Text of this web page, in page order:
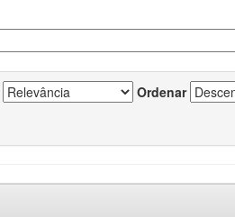
Ordenar